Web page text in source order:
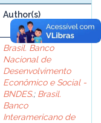
Author(s)
Brasil. Banco
Nacional de
Desenvolvimento
Econômico e Social -
BNDES.; Brasil.
Banco
Interamericano de